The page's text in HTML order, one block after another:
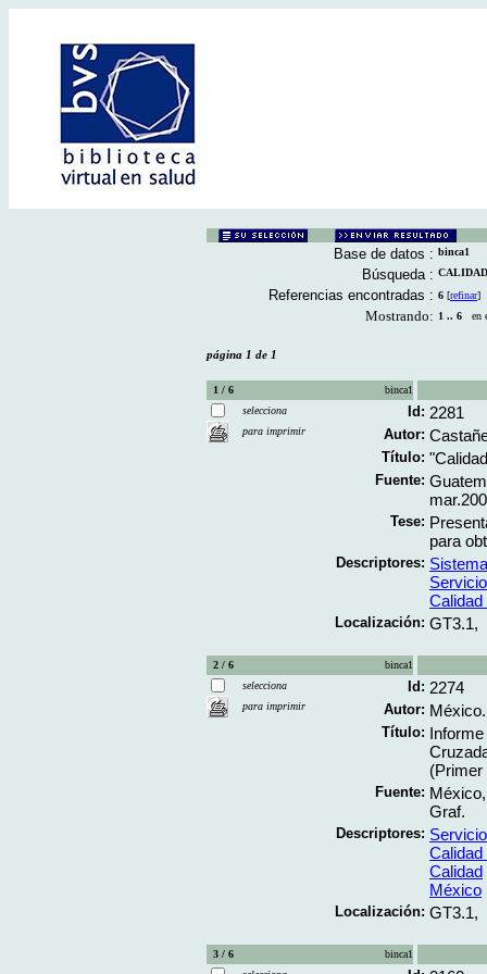
Base de datos : binca1
Búsqueda :
Referencias encontradas : 6 [refinar]
Mostrando: 1 .. 6 en
página 1 de 1
1 / 6
binca1
selecciona
para imprimir
Id: 2281
Autor:
Título:
Fuente:
Tese:
para
Descriptores:
Calidad
Localización: GT3.1,
2 / 6
binca1
selecciona
para imprimir
Id: 2274
Autor:
Título:
(Primer
Fuente:
Graf.
Descriptores:
Calidad
Calidad
México
Localización: GT3.1,
3 / 6
binca1